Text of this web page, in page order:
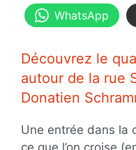
WhatsApp
Découvrez le
autour de la rue
Donatien
Une entrée dans la
ce que l’on croise